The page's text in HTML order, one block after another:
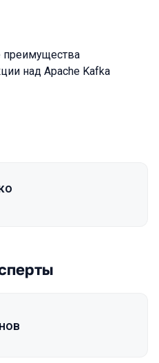
преимущества
над Apache Kafka